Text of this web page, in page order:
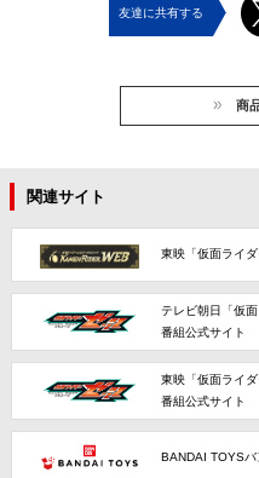
友達に共有する
商
関連サイト
東映「仮面ライダ
テレビ朝日「仮面
番組公式サイト
東映「仮面ライダ
番組公式サイト
BANDAI TOYSバ